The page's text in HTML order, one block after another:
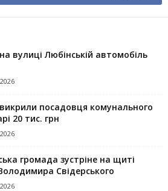
вулиці Любінській автомобіль
викрили посадовця комунального
20 тис. грн
громада зустріне на щиті
Свідерського